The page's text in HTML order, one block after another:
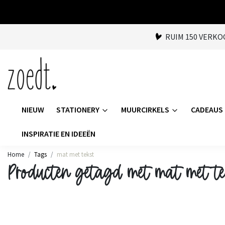
RUIM 150
NIEUW STATIONERY MUURCIRKELS CADEAUS
INSPIRATIE EN IDEEËN
Home Tags mat met tekst
Producten getagd met mat met